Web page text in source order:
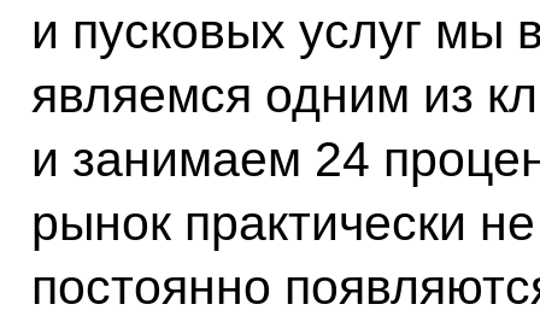
и пусковых услуг мы
являемся одним из
и занимаем 24
рынок практически
постоянно